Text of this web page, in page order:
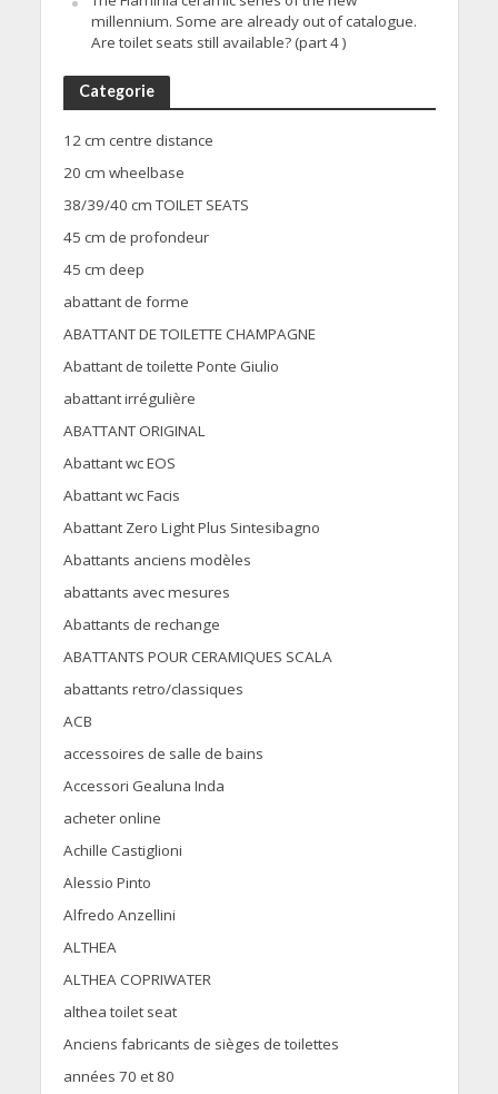
millennium. Some are already out of catalogue.
Are toilet seats still available? (part 4 )
Categorie
12 cm centre distance
20 cm wheelbase
38/39/40 cm TOILET SEATS
45 cm de profondeur
45 cm deep
abattant de forme
ABATTANT DE TOILETTE CHAMPAGNE
Abattant de toilette Ponte Giulio
abattant irrégulière
ABATTANT ORIGINAL
Abattant wc EOS
Abattant wc Facis
Abattant Zero Light Plus Sintesibagno
Abattants anciens modèles
abattants avec mesures
Abattants de rechange
ABATTANTS POUR CERAMIQUES SCALA
abattants retro/classiques
ACB
accessoires de salle de bains
Accessori Gealuna Inda
acheter online
Achille Castiglioni
Alessio Pinto
Alfredo Anzellini
ALTHEA
ALTHEA COPRIWATER
althea toilet seat
Anciens fabricants de sièges de toilettes
années 70 et 80